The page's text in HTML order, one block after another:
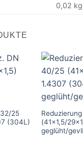
0,02 kg
25
(304L)
(41×1,5/
geglüht/